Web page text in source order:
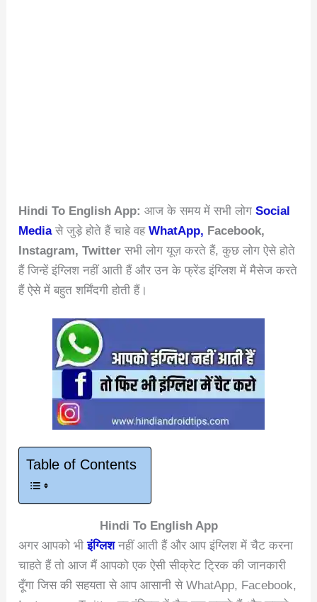
Hindi To English App: आज के समय में सभी लोगSocial
Media से जुड़े होते हैं चाहे वहWhatApp, Facebook,
Instagram, Twitter सभी लोग यूज़ करते हैं, कुछ लोग ऐसे होते
हैं जिन्हें इंग्लिश नहीं आती हैं और उन के फ्रेंड इंग्लिश में मैसेज करते
हैं ऐसे में बहुत शर्मिंदगी होती हैं।
Table of Contents
Hindi To English App
अगर आपको भी इंग्लिशनहीं आती हैं और आप इंग्लिश में चैट करना
चाहते हैं तो आज मैं आपको एक ऐसी सीक्रेट ट्रिक की जानकारी
दूँगा जिस की सहयता से आप आसानी से WhatApp, Facebook,